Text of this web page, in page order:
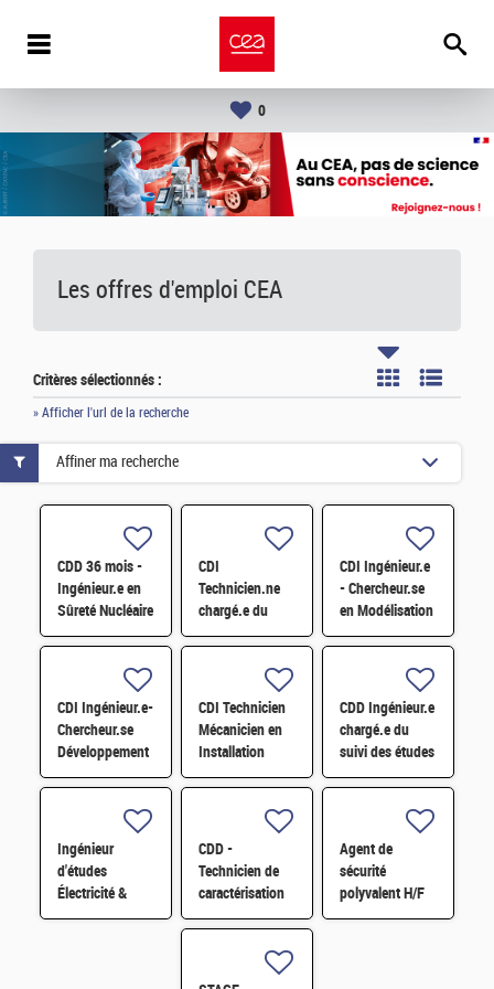
0
Les offres d'emploi CEA
Critères sélectionnés :
» Afficher l'url de la recherche
CDD 36 mois -
Ingénieur.e en
Sûreté Nucléaire
- 5 ans
CDI
Technicien.ne
chargé.e du
suivi des
maintenance de
l'INB35 H/F
CDI Ingénieur.e
- Chercheur.se
en Modélisation
Diphasique et
Numériques H/F
CDI Ingénieur.e-
Chercheur.se
Développement
pour TRIO-MC
CDI Technicien
Mécanicien en
Installation
nucléaire H/F
CDD Ingénieur.e
chargé.e du
suivi des études
d'un atelier de
conditionnement
de déchets H/F
Ingénieur
d'études
Électricité &
Contrôle-
CDD -
Technicien de
caractérisation
et mise en
matériaux pour
les modules
Agent de
sécurité
polyvalent H/F
Affiner ma recherche